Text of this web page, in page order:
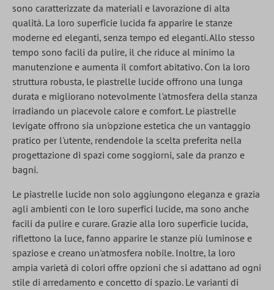
sono caratterizzate da materiali e lavorazione di alta
qualità. La loro superficie lucida fa apparire le stanze
moderne ed eleganti, senza tempo ed eleganti. Allo stesso
tempo sono facili da pulire, il che riduce al minimo la
manutenzione e aumenta il comfort abitativo. Con la loro
struttura robusta, le piastrelle lucide offrono una lunga
durata e migliorano notevolmente l'atmosfera della stanza
irradiando un piacevole calore e comfort. Le piastrelle
levigate offrono sia un'opzione estetica che un vantaggio
pratico per l'utente, rendendole la scelta preferita nella
progettazione di spazi come soggiorni, sale da pranzo e
bagni.
Le piastrelle lucide non solo aggiungono eleganza e grazia
agli ambienti con le loro superfici lucide, ma sono anche
facili da pulire e curare. Grazie alla loro superficie lucida,
riflettono la luce, fanno apparire le stanze più luminose e
spaziose e creano un'atmosfera nobile. Inoltre, la loro
ampia varietà di colori offre opzioni che si adattano ad ogni
stile di arredamento e concetto di spazio. Le varianti di